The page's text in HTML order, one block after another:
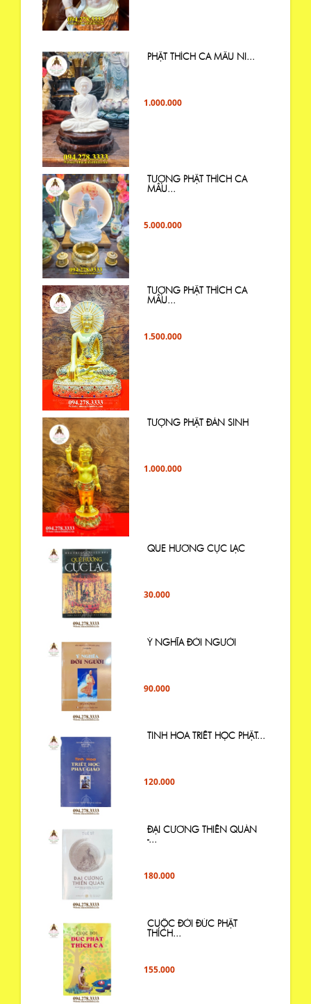
PHẬT THÍCH CA MÂU NI...
1.000.000
TƯỢNG PHẬT THÍCH CA
MÂU...
5.000.000
TƯỢNG PHẬT THÍCH CA
MÂU...
1.500.000
TƯỢNG PHẬT ĐẢN SINH
1.000.000
QUE HƯƠNG CỰC LẠC
30.000
Ý NGHĨA ĐỜI NGƯỜI
90.000
TINH HOA TRIẾT HỌC PHẬT...
120.000
ĐẠI CƯƠNG THIỀN QUÁN
-...
180.000
CUỘC ĐỜI ĐỨC PHẬT
THÍCH...
155.000